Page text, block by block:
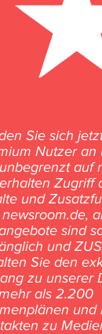
Sie sich
Nutzer an
auf
Zugriff
und
sind
und
Sie den
zu unserer
als 2.200
zu